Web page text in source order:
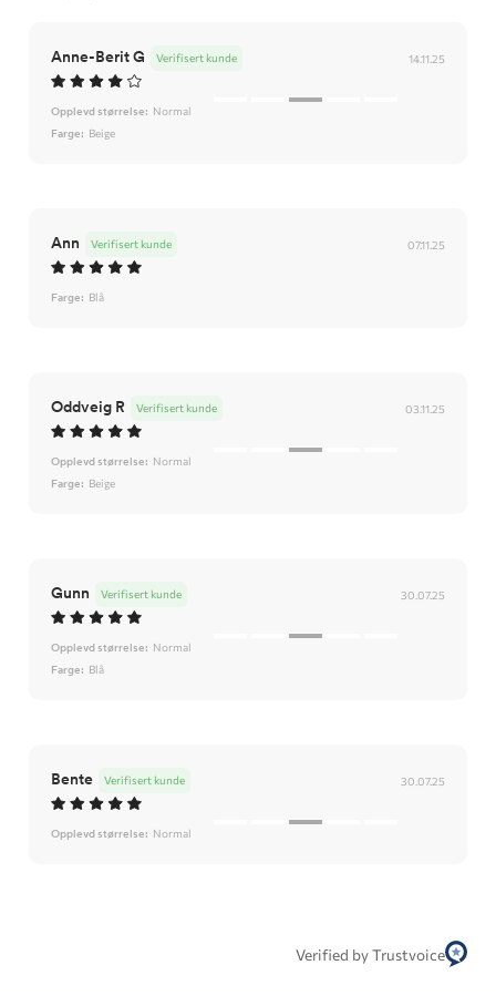
Anne-Berit G 14.11.25
Verifisert kunde
Opplevd størrelse: Normal
Farge: Beige
Ann 07.11.25
Verifisert kunde
Farge: Blå
Oddveig R 03.11.25
Verifisert kunde
Opplevd størrelse: Normal
Farge: Beige
Gunn 30.07.25
Verifisert kunde
Opplevd størrelse: Normal
Farge: Blå
Bente 30.07.25
Verifisert kunde
Opplevd størrelse: Normal
Verified by Trustvoice